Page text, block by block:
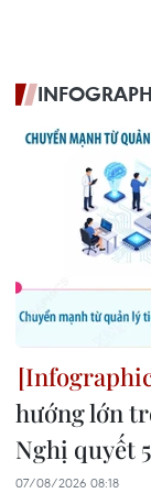
hướng lớn
Nghị quyết
07/08/2026 08:18